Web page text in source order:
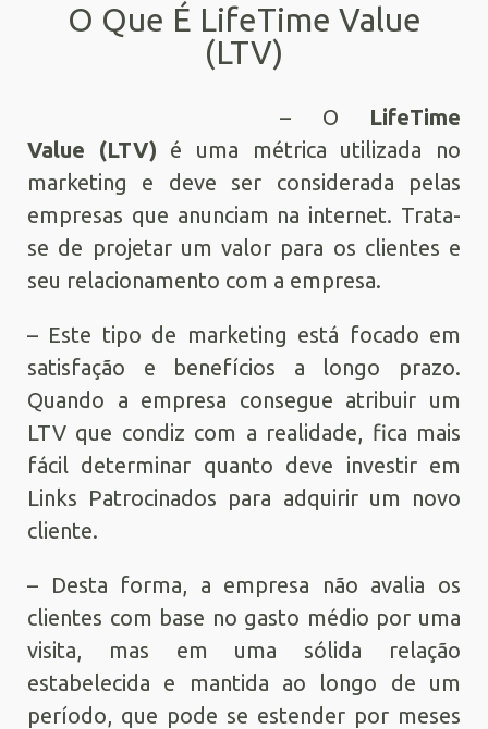
O Que É LifeTime Value
(LTV)
– O LifeTime
Value (LTV) é uma métrica utilizada no
marketing e deve ser considerada pelas
empresas que anunciam na internet. Trata-
se de projetar um valor para os clientes e
seu relacionamento com a empresa.
– Este tipo de marketing está focado em
satisfação e benefícios a longo prazo.
Quando a empresa consegue atribuir um
LTV que condiz com a realidade, fica mais
fácil determinar quanto deve investir em
Links Patrocinados para adquirir um novo
cliente.
– Desta forma, a empresa não avalia os
clientes com base no gasto médio por uma
visita, mas em uma sólida relação
estabelecida e mantida ao longo de um
período, que pode se estender por meses